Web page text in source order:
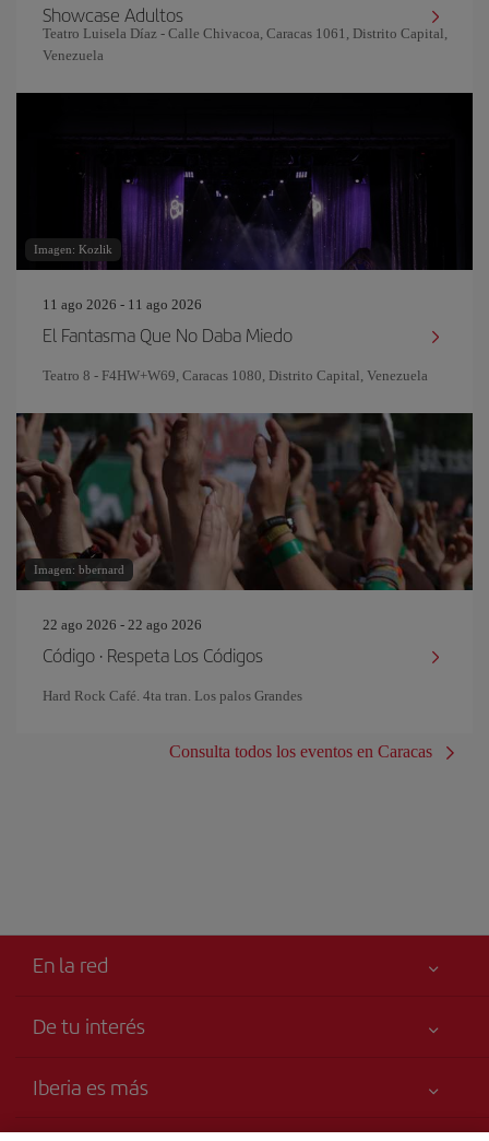
Showcase Adultos
Teatro Luisela Díaz - Calle Chivacoa, Caracas 1061, Distrito Capital,
Venezuela
Imagen: Kozlik
11 ago 2026 - 11 ago 2026
El Fantasma Que No Daba Miedo
Teatro 8 - F4HW+W69, Caracas 1080, Distrito Capital, Venezuela
Imagen: bbernard
22 ago 2026 - 22 ago 2026
Código · Respeta Los Códigos
Hard Rock Café. 4ta tran. Los palos Grandes
Consulta todos los eventos en Caracas
En la red
De tu interés
Declaración de accesibilidad
Compromiso de servicio
Iberia es más